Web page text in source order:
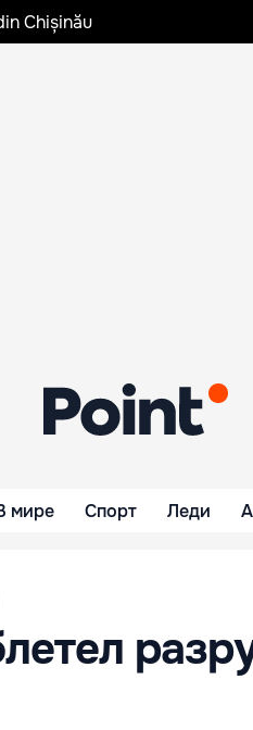
Chișinău
мире Спорт Леди